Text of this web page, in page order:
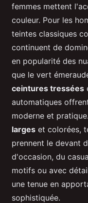
femmes mettent
couleur. Pour les
teintes classiques
continuent de
en popularité des
que le vert
ceintures tressées
automatiques
moderne et
larges et colorées,
prennent le devant
d'occasion, du
motifs ou avec
une tenue en
sophistiquée.